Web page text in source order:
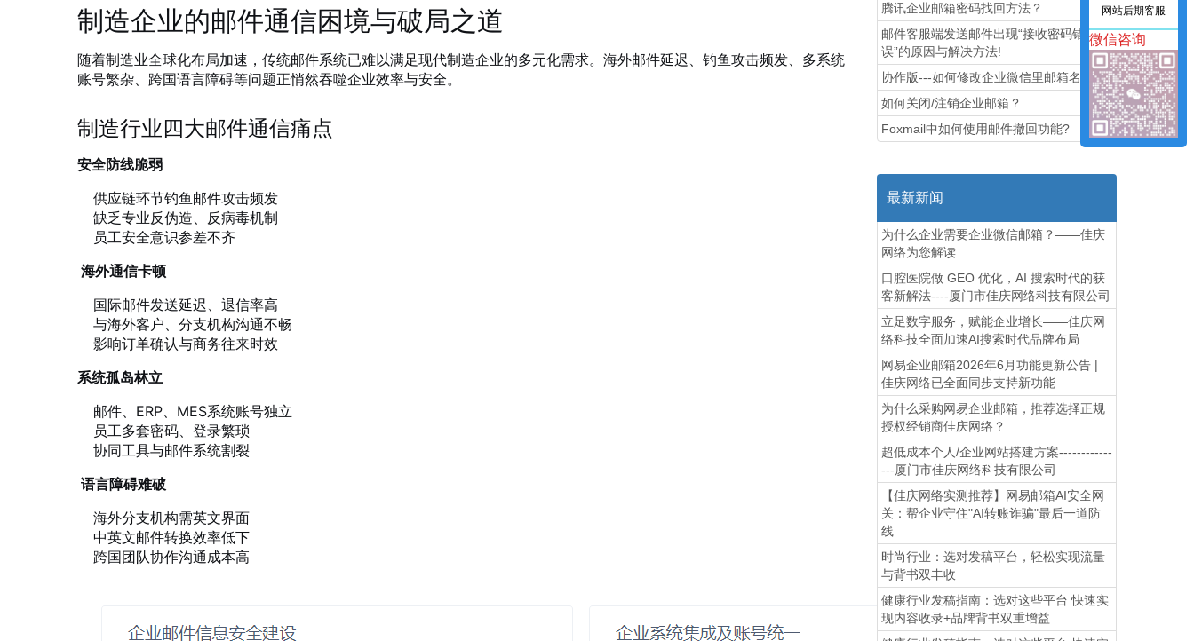
制造企业的邮件通信困境与破局之道
随着制造业全球化布局加速，传统邮件系统已难以满足现代制造企业的多元化需求。海外邮件延迟、钓鱼攻击频发、多系统
账号繁杂、跨国语言障碍等问题正悄然吞噬企业效率与安全。
制造行业四大邮件通信痛点
安全防线脆弱
供应链环节钓鱼邮件攻击频发
缺乏专业反伪造、反病毒机制
员工安全意识参差不齐
海外通信卡顿
国际邮件发送延迟、退信率高
与海外客户、分支机构沟通不畅
影响订单确认与商务往来时效
系统孤岛林立
邮件、ERP、MES系统账号独立
员工多套密码、登录繁琐
协同工具与邮件系统割裂
语言障碍难破
海外分支机构需英文界面
中英文邮件转换效率低下
跨国团队协作沟通成本高
腾讯企业邮箱密码找回方法？
邮件客服端发送邮件出现“接收密码错
误”的原因与解决方法!
协作版---如何修改企业微信里邮箱名称
如何关闭/注销企业邮箱？
Foxmail中如何使用邮件撤回功能?
最新新闻
为什么企业需要企业微信邮箱？——佳庆
网络为您解读
口腔医院做 GEO 优化，AI 搜索时代的获
客新解法----厦门市佳庆网络科技有限公司
立足数字服务，赋能企业增长——佳庆网
络科技全面加速AI搜索时代品牌布局
网易企业邮箱2026年6月功能更新公告 |
佳庆网络已全面同步支持新功能
为什么采购网易企业邮箱，推荐选择正规
授权经销商佳庆网络？
超低成本个人/企业网站搭建方案------------
---厦门市佳庆网络科技有限公司
【佳庆网络实测推荐】网易邮箱AI安全网
关：帮企业守住"AI转账诈骗"最后一道防
线
时尚行业：选对发稿平台，轻松实现流量
与背书双丰收
健康行业发稿指南：选对这些平台 快速实
现内容收录+品牌背书双重增益
网站后期客服
微信咨询